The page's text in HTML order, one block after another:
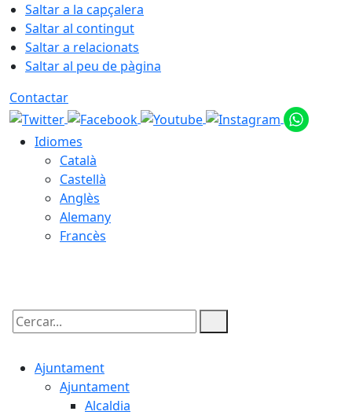
Saltar a la capçalera
Saltar al contingut
Saltar a relacionats
Saltar al peu de pàgina
Contactar
Idiomes
Català
Castellà
Anglès
Alemany
Francès
Cercar:
Ajuntament
Ajuntament
Alcaldia